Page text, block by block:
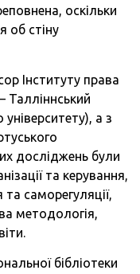
оскільки
об стіну
Інституту права
Талліннський
а з
досліджень були
та керування,
саморегуляції,
методологія,
бібліотеки